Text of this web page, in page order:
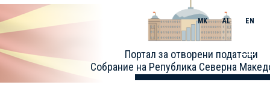
Портал за отворени податоци
Собрание на Република Северна
MK AL EN
Toggle